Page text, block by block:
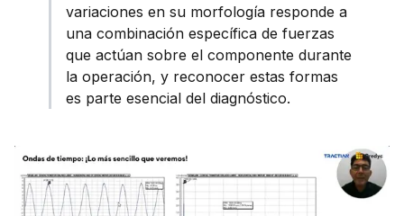
variaciones en su morfología responde a
una combinación específica de fuerzas
que actúan sobre el componente durante
la operación, y reconocer estas formas
es parte esencial del diagnóstico.